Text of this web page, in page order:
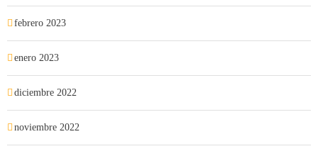
febrero 2023
enero 2023
diciembre 2022
noviembre 2022